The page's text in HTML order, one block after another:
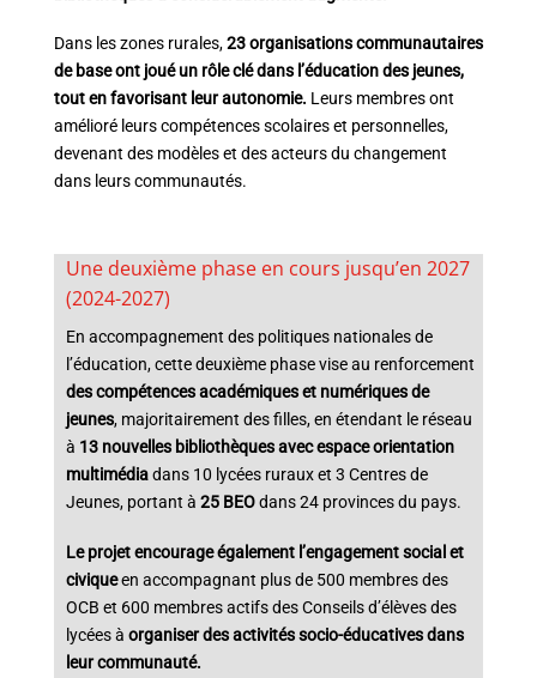
Dans les zones rurales,23 organisations communautaires
de base ont joué un rôle clé dans l’éducation des jeunes,
tout en favorisant leur autonomie. Leurs membres ont
amélioré leurs compétences scolaires et personnelles,
devenant des modèles et des acteurs du changement
dans leurs communautés.
Une deuxième phase en cours jusqu’en 2027
(2024-2027)
En accompagnement des politiques nationales de
l’éducation, cette deuxième phasevise au renforcement
des compétences académiques et numériques de
jeunes, majoritairement des filles, en étendant le réseau
à 13 nouvelles bibliothèques avec espace orientation
multimédiadans 10 lycées ruraux et 3 Centres de
Jeunes, portant à 25 BEOdans 24 provinces du pays.
Le projet encourage également l’engagement social et
civiqueen accompagnant plus de 500 membres des
OCB et 600 membres actifs des Conseils d’élèves des
lycées à organiser des activités socio-éducatives dans
leur communauté.